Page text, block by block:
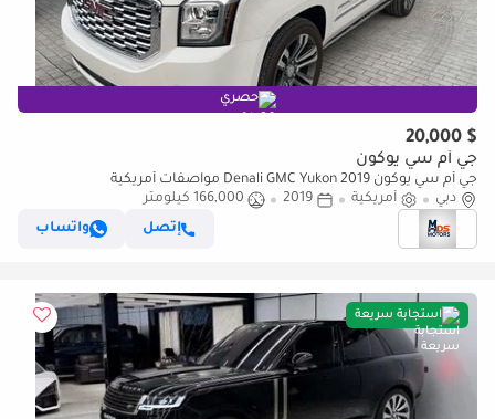
حصري
$ 20,000
جي أم سي يوكون
جي أم سي يوكون Denali GMC Yukon 2019 مواصفات أمريكية
دبي
أمريكية 2019
166,000 كيلومتر
إتصل
واتساب
استجابة سريعة